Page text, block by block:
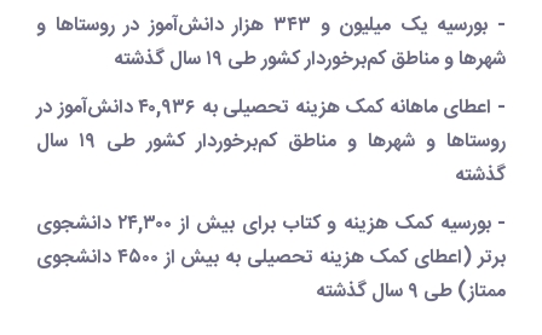
- بورسیه یک میلیون و ۳۴۳ هزار دانش‌آموز در روستاها و
شهرها و مناطق کم‌برخوردار کشور طی ۱۹ سال گذشته
- اعطای ماهانه کمک هزینه تحصیلی به ۴۰,۹۳۶ دانش‌آموز در
روستاها و شهرها و مناطق کم‌برخوردار کشور طی ۱۹ سال
گذشته
- بورسیه کمک هزینه و کتاب برای بیش از ۲۴,۳۰۰ دانشجوی
برتر (اعطای کمک هزینه تحصیلی به بیش از ۴۵۰۰ دانشجوی
ممتاز) طی ۹ سال گذشته